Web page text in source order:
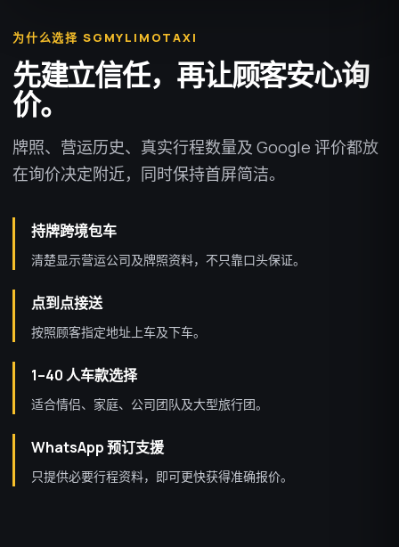
为什么选择 SGMYLIMOTAXI
先建立信任，再让顾客安心询
价。
牌照、营运历史、真实行程数量及 Google 评价都放
在询价决定附近，同时保持首屏简洁。
持牌跨境包车
清楚显示营运公司及牌照资料，不只靠口头保证。
点到点接送
按照顾客指定地址上车及下车。
1–40 人车款选择
适合情侣、家庭、公司团队及大型旅行团。
WhatsApp 预订支援
只提供必要行程资料，即可更快获得准确报价。